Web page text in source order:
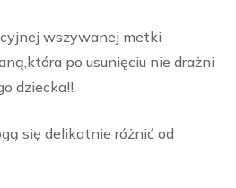
wszywanej metki
po usunięciu nie drażni
dziecka!!
się delikatnie różnić od